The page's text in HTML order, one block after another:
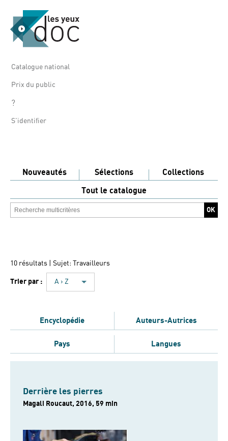
Catalogue national
Prix du public
?
S'identifier
Nouveautés Sélections
Collections
Tout le catalogue
10 résultats | Sujet: Travailleurs
Trier par : A › Z
Encyclopédie Auteurs-Autrices
Pays Langues
Derrière les pierres
Magali Roucaut, 2016, 59 min